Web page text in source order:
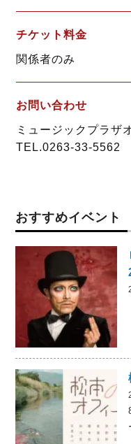
チケット料金
関係者のみ
お問い合わせ
ミュージックプラザ
TEL.0263-33-5562
おすすめイベント